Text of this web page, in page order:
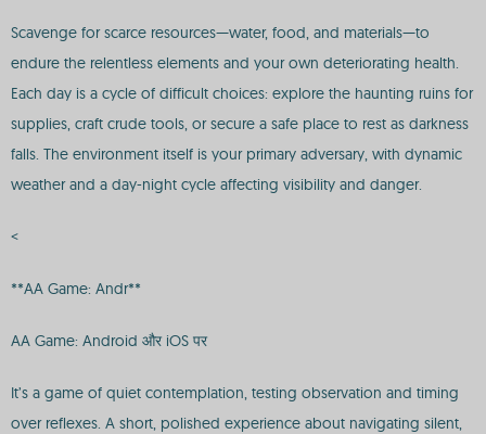
Scavenge for scarce resources—water, food, and materials—to
endure the relentless elements and your own deteriorating health.
Each day is a cycle of difficult choices: explore the haunting ruins for
supplies, craft crude tools, or secure a safe place to rest as darkness
falls. The environment itself is your primary adversary, with dynamic
weather and a day-night cycle affecting visibility and danger.
<
**AA Game: Andr**
AA Game: Android और iOS पर
It’s a game of quiet contemplation, testing observation and timing
over reflexes. A short, polished experience about navigating silent,